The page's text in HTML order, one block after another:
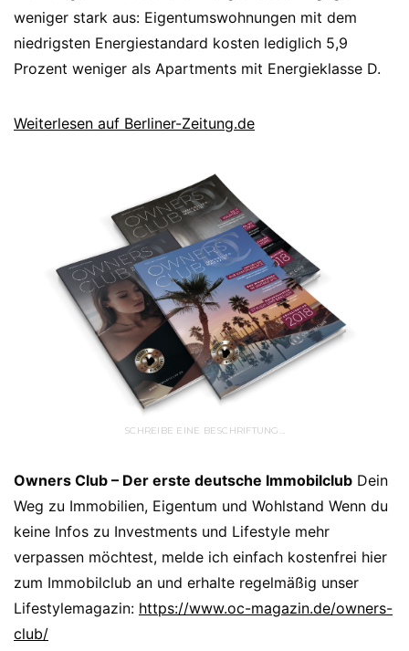
weniger stark aus: Eigentumswohnungen mit dem
niedrigsten Energiestandard kosten lediglich 5,9
Prozent weniger als Apartments mit Energieklasse D.
Weiterlesen auf Berliner-Zeitung.de
SCHREIBE EINE BESCHRIFTUNG…
Owners Club – Der erste deutsche Immobilclub Dein
Weg zu Immobilien, Eigentum und Wohlstand Wenn du
keine Infos zu Investments und Lifestyle mehr
verpassen möchtest, melde ich einfach kostenfrei hier
zum Immobilclub an und erhalte regelmäßig unser
Lifestylemagazin: https://www.oc-magazin.de/owners-
club/